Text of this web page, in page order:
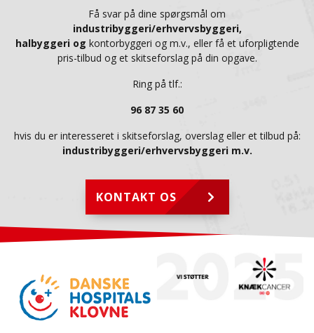
Få svar på dine spørgsmål om
industribyggeri/erhvervsbyggeri,
halbyggeri og kontorbyggeri og m.v., eller få et uforpligtende
pris-tilbud og et skitseforslag på din opgave.
Ring på tlf.:
96 87 35 60
hvis du er interesseret i skitseforslag, overslag eller et tilbud på:
industribyggeri/erhvervsbyggeri m.v.
KONTAKT OS